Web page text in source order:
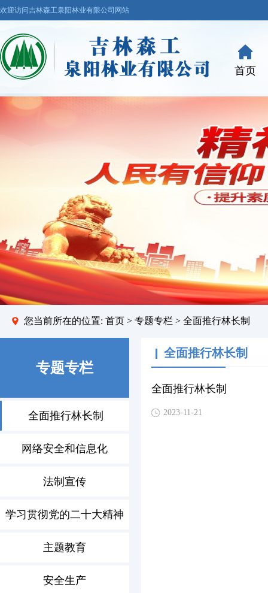
欢迎访问吉林森工泉阳林业有限公司网站
首页
您当前所在的位置: 首页 > 专题专栏 > 全面推行林长制
专题专栏
全面推行林长制
网络安全和信息化
法制宣传
学习贯彻党的二十大精神
主题教育
安全生产
全面推行林长制
全面推行林长制
2023-11-21